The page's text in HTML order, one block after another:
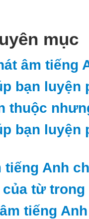
mục
âm tiếng
bạn luyện
thuộc
bạn luyện
tiếng Anh
từ trong
tiếng